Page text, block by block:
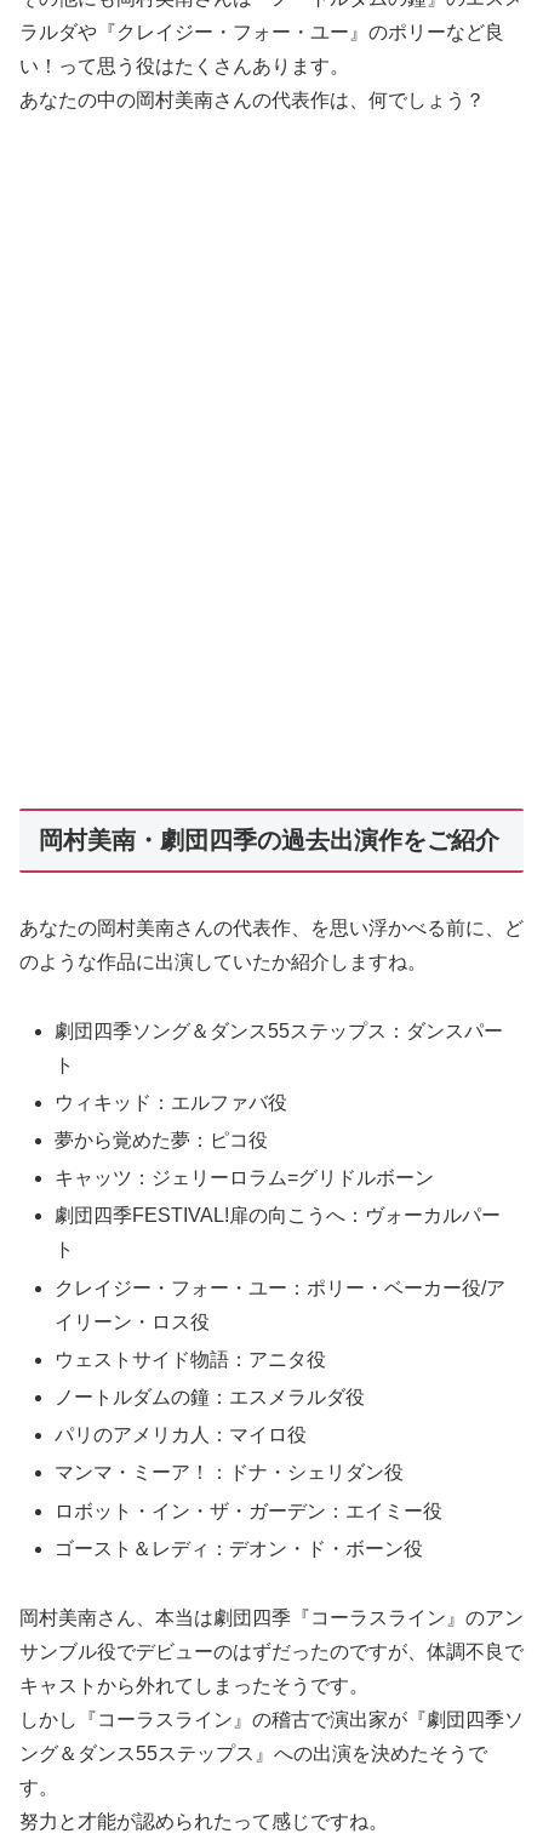
ラルダや『クレイジー・フォー・ユー』のポリーなど良
い！って思う役はたくさんあります。
あなたの中の岡村美南さんの代表作は、何でしょう？
岡村美南・劇団四季の過去出演作をご紹介
あなたの岡村美南さんの代表作、を思い浮かべる前に、ど
のような作品に出演していたか紹介しますね。
劇団四季ソング＆ダンス55ステップス：ダンスパー
ト
ウィキッド：エルファバ役
夢から覚めた夢：ピコ役
キャッツ：ジェリーロラム=グリドルボーン
劇団四季FESTIVAL!扉の向こうへ：ヴォーカルパー
ト
クレイジー・フォー・ユー：ポリー・ベーカー役/ア
イリーン・ロス役
ウェストサイド物語：アニタ役
ノートルダムの鐘：エスメラルダ役
パリのアメリカ人：マイロ役
マンマ・ミーア！：ドナ・シェリダン役
ロボット・イン・ザ・ガーデン：エイミー役
ゴースト＆レディ：デオン・ド・ボーン役
岡村美南さん、本当は劇団四季『コーラスライン』のアン
サンブル役でデビューのはずだったのですが、体調不良で
キャストから外れてしまったそうです。
しかし『コーラスライン』の稽古で演出家が『劇団四季ソ
ング＆ダンス55ステップス』への出演を決めたそうで
す。
努力と才能が認められたって感じですね。